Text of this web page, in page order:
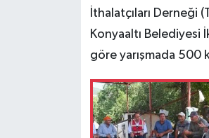
İthalatçıları Derneği
Konyaaltı Belediyesi
göre yarışmada 500